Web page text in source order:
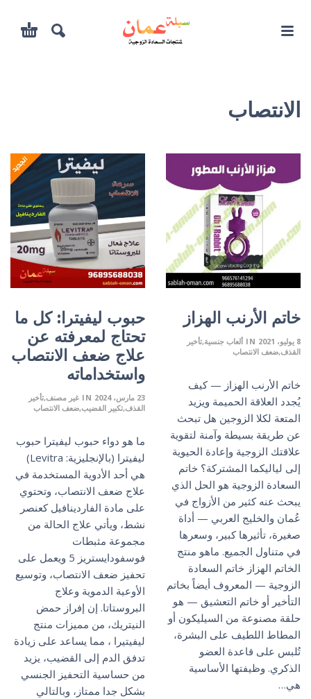
الانتصاب
حبوب ليفيترا: كل ما
تحتاج لمعرفته عن
علاج ضعف الانتصاب
واستخداماته
23 مارس، 2024 IN غير مصنف تأخير
القذف تكبير القضيب ضعف الانتصاب
ما هو دواء حبوب ليفيترا حبوب
ليفيترا (بالإنجليزية: Levitra)
هي أحد الأدوية المستخدمة في
علاج ضعف الانتصاب، وتحتوي
على مادة الفاردينافيل كعنصر
نشط، ويأتي علاج الحالة من
مجموعة مثبطات
فوسفودايستريز 5 ويعمل على
تحفيز ضعف الانتصاب، وتوسيع
الأوعية الدموية وعلاج
البروستاتا. إن إفراز حمض
النيتريك، من مميزات منتج
ليفيتيرا ، مما يساعد على زيادة
تدفق الدم إلى القضيب، يزيد
من حساسية التحفيز الجنسي
بشكل جدا ممتاز، وبالتالي
خاتم الأرنب الهزاز
8 يوليو، 2021 IN ألعاب جنسية تأخير
القذف ضعف الانتصاب
خاتم الأرنب الهزاز — كيف
يُجدد العلاقة الحميمة ويزيد
المتعة لكلا الزوجين هل تبحث
عن طريقة بسيطة وآمنة لتقوية
علاقتك الزوجية وإعادة الحيوية
إلى لياليكما المشتركة؟ خاتم
السعادة الزوجية هو الحل الذي
يبحث عنه كثير من الأزواج في
عُمان والخليج العربي — أداة
صغيرة، تأثيرها كبير، وسعرها
في متناول الجميع. ماهو منتج
الخاتم الهزاز خاتم السعادة
الزوجية — المعروف أيضاً بخاتم
التأخير أو خاتم التعشيق — هو
حلقة مصنوعة من السيليكون أو
المطاط اللطيف على البشرة،
تُلبس على قاعدة العضو
الذكري. وظيفتها الأساسية
هي…